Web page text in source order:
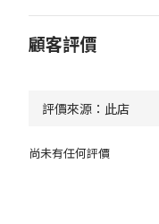
顧客評價
尚未有任何評價